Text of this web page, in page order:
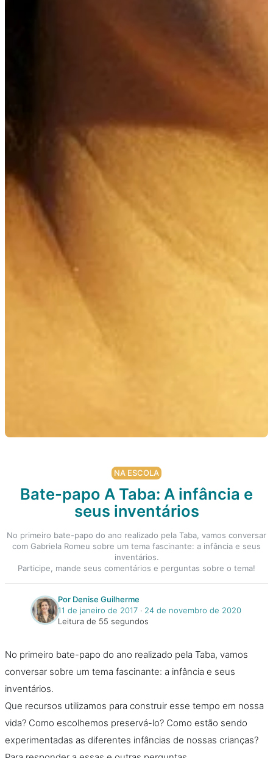
NA ESCOLA
Bate-papo A Taba: A infância e
seus inventários
No primeiro bate-papo do ano realizado pela Taba, vamos conversar
com Gabriela Romeu sobre um tema fascinante: a infância e seus
inventários.
Participe, mande seus comentários e perguntas sobre o tema!
Por Denise Guilherme
11 de janeiro de 2017‧ 24 de novembro de 2020
Leitura de 55 segundos
No primeiro bate-papo do ano realizado pela Taba, vamos
conversar sobre um tema fascinante: a infância e seus
inventários.
Que recursos utilizamos para construir esse tempo em nossa
vida? Como escolhemos preservá-lo? Como estão sendo
experimentadas as diferentes infâncias de nossas crianças?